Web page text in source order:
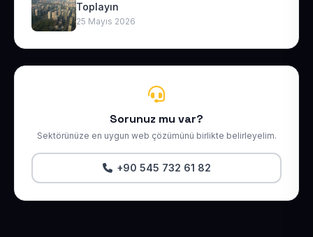
Toplayın
25 Mayıs 2026
Sorunuz mu var?
Sektörünüze en uygun web çözümünü birlikte belirleyelim.
+90 545 732 61 82